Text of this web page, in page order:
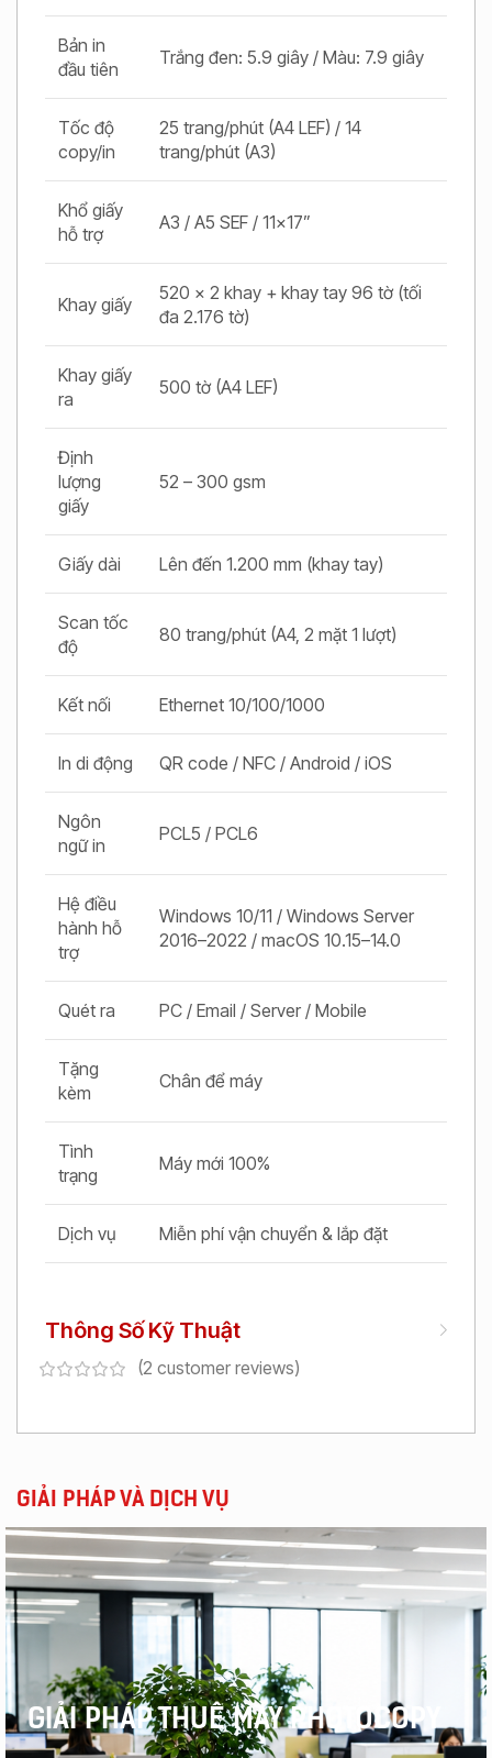
Bản in
đầu tiên
Trắng đen: 5.9 giây / Màu: 7.9 giây
Tốc độ
copy/in
25 trang/phút (A4 LEF) / 14
trang/phút (A3)
Khổ giấy
hỗ trợ
A3 / A5 SEF / 11x17”
Khay giấy
520 x 2 khay + khay tay 96 tờ (tối
đa 2.176 tờ)
Khay giấy
ra
500 tờ (A4 LEF)
Định
lượng
giấy
52 – 300 gsm
Giấy dài Lên đến 1.200 mm (khay tay)
Scan tốc
độ
80 trang/phút (A4, 2 mặt 1 lượt)
Kết nối Ethernet 10/100/1000
In di động QR code / NFC / Android / iOS
Ngôn
ngữ in
PCL5 / PCL6
Hệ điều
hành hỗ
trợ
Windows 10/11 / Windows Server
2016–2022 / macOS 10.15–14.0
Quét ra PC / Email / Server / Mobile
Tặng
kèm
Chân để máy
Tình
trạng
Máy mới 100%
Dịch vụ Miễn phí vận chuyển & lắp đặt
Thông Số Kỹ Thuật
(2 customer reviews)
GIẢI PHÁP VÀ DỊCH VỤ
GIẢI PHÁP THUÊ MÁY PHOTOCOPY